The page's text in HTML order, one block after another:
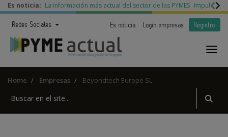
Es noticia: La información más actual del sector de las PYMES Impulso a
Redes Sociales Es noticia Login empresas Registro
Home Empresas Beyondtech Europe SL